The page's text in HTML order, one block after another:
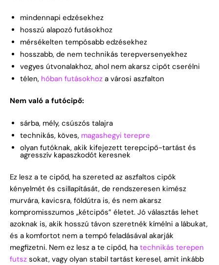
mindennapi edzésekhez
hosszú alapozó futásokhoz
mérsékelten tempósabb edzésekhez
hosszabb, de nem technikás terepversenyekhez
vegyes útvonalakhoz, ahol nem akarsz cipőt cserélni
télen, hóban futásokhoz a városi aszfalton
Nem való a futócipő:
sárba, mély, csúszós talajra
technikás, köves, magashegyi terepre
olyan futóknak, akik kifejezett terepcipő-tartást és
agresszív kapaszkodót keresnek
Ez lesz a te cipőd, ha szereted az aszfaltos cipők
kényelmét és csillapítását, de rendszeresen kimész
murvára, kavicsra, földútra is, és nem akarsz
kompromisszumos „kétcipős” életet. Jó választás lehet
azoknak is, akik hosszú távon szeretnék kímélni a lábukat,
és a komfortot nem a tempó feladásával akarják
megfizetni. Nem ez lesz a te cipőd, ha technikás terepen
futsz sokat, vagy olyan stabil tartást keresel, amit inkább